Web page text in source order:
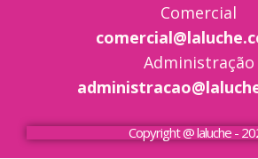
Comercial
Administração
Copyright @ laluche -